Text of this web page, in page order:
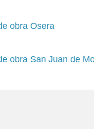
obra Osera
obra San Juan de